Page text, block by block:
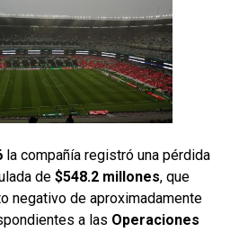
la compañía registró una pérdida
de $548.2 millones, que
negativo de aproximadamente
a las Operaciones